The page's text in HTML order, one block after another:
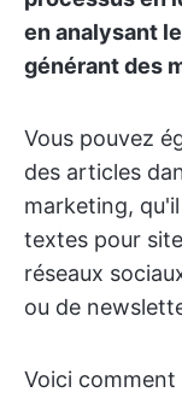
en analysant
générant des
Vous pouvez
des articles
marketing,
textes pour
réseaux
ou de
Voici comment